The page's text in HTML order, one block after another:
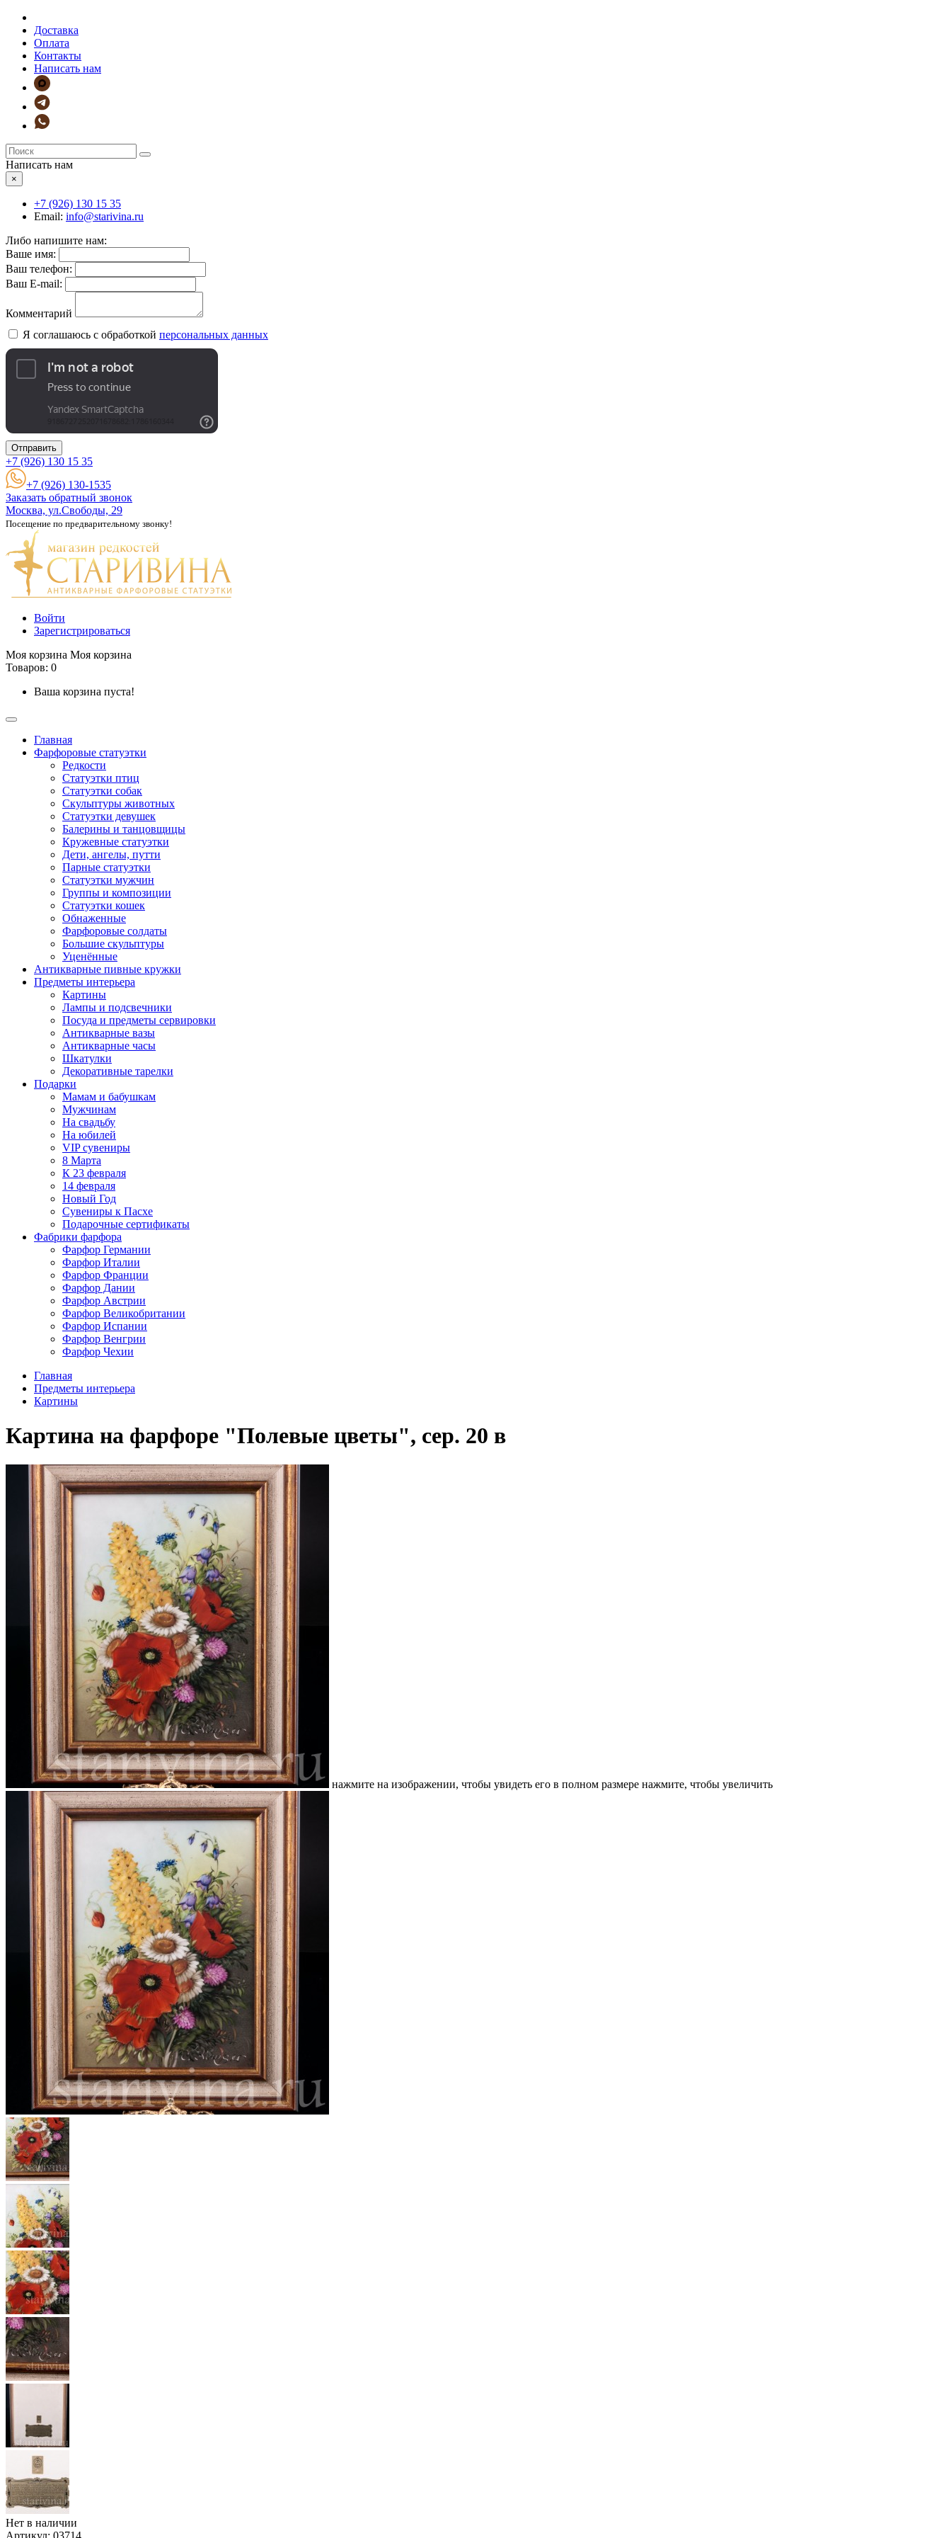
Доставка
Оплата
Контакты
Написать нам
Написать нам
×
+7 (926) 130 15 35
Email: info@starivina.ru
Либо напишите нам:
Ваше имя:
Ваш телефон:
Ваш E-mail:
Комментарий
Я соглашаюсь с обработкой персональных данных
Отправить
+7 (926) 130 15 35
+7 (926) 130-1535
Заказать обратный звонок
Москва, ул.Свободы, 29
Посещение по предварительному звонку!
Войти
Зарегистрироваться
Моя корзина Моя корзина
Товаров: 0
Ваша корзина пуста!
Главная
Фарфоровые статуэтки
Редкости
Cтатуэтки птиц
Cтатуэтки собак
Скульптуры животных
Статуэтки девушек
Балерины и танцовщицы
Кружевные статуэтки
Дети, ангелы, путти
Парные статуэтки
Статуэтки мужчин
Группы и композиции
Статуэтки кошек
Обнаженные
Фарфоровые солдаты
Большие скульптуры
Уценённые
Антикварные пивные кружки
Предметы интерьера
Картины
Лампы и подсвечники
Посуда и предметы сервировки
Антикварные вазы
Антикварные часы
Шкатулки
Декоративные тарелки
Подарки
Мамам и бабушкам
Мужчинам
На свадьбу
На юбилей
VIP сувениры
8 Марта
К 23 февраля
14 февраля
Новый Год
Сувениры к Пасхе
Подарочные сертификаты
Фабрики фарфора
Фарфор Германии
Фарфор Италии
Фарфор Франции
Фарфор Дании
Фарфор Австрии
Фарфор Великобритании
Фарфор Испании
Фарфор Венгрии
Фарфор Чехии
Главная
Предметы интерьера
Картины
Картина на фарфоре "Полевые цветы", сер. 20 в
нажмите на изображении, чтобы увидеть его в полном размере нажмите, чтобы увеличить
Нет в наличии
Артикул: 03714